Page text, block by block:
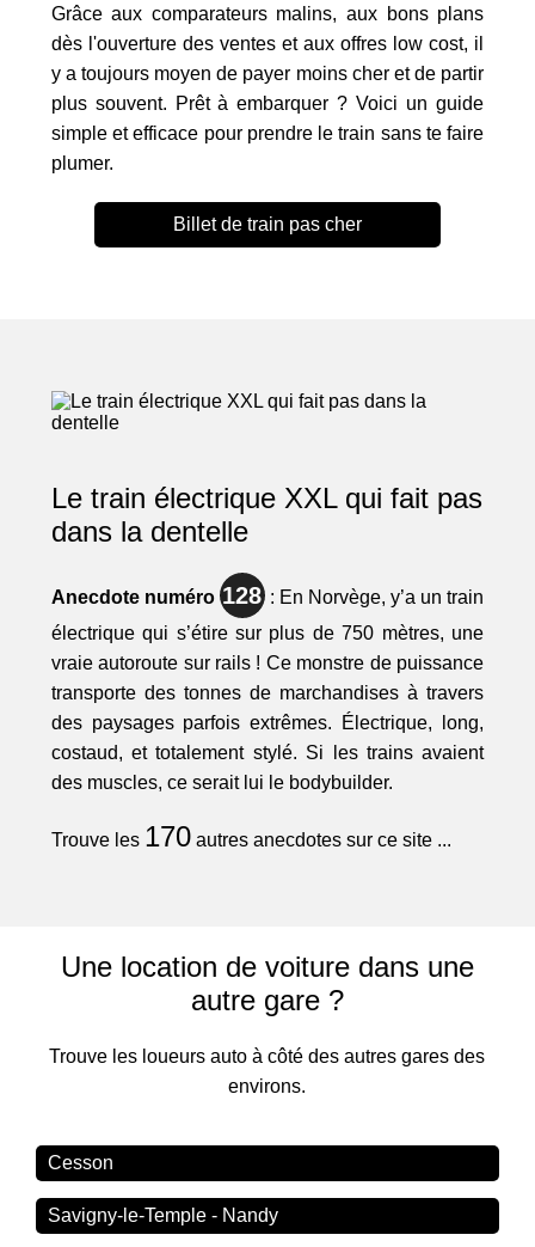
Grâce aux comparateurs malins, aux bons plans
dès l'ouverture des ventes et aux offres low cost, il
y a toujours moyen de payer moins cher et de partir
plus souvent. Prêt à embarquer ? Voici un guide
simple et efficace pour prendre le train sans te faire
plumer.
Billet de train pas cher
Le train électrique XXL qui fait pas
dans la dentelle
Anecdote numéro 128: En Norvège, y’a un train
électrique qui s’étire sur plus de 750 mètres, une
vraie autoroute sur rails ! Ce monstre de puissance
transporte des tonnes de marchandises à travers
des paysages parfois extrêmes. Électrique, long,
costaud, et totalement stylé. Si les trains avaient
des muscles, ce serait lui le bodybuilder.
Trouve les 170autres anecdotes sur ce site ...
Une location de voiture dans une
autre gare ?
Trouve les loueurs auto à côté des autres gares des
environs.
Cesson
Savigny-le-Temple - Nandy